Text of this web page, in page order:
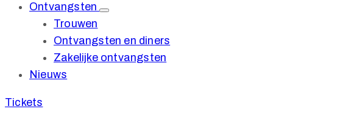
Ontvangsten
Trouwen
Ontvangsten en diners
Zakelijke ontvangsten
Nieuws
Tickets